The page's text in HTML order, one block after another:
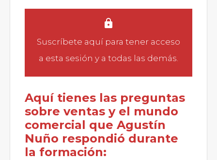
Suscríbete aquí para tener acceso
a esta sesión y a todas las demás.
Aquí tienes las preguntas
sobre ventas y el mundo
comercial que Agustín
Nuño respondió durante
la formación: